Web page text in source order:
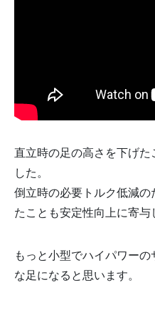
直立時の足の高さを下げた
した。
倒立時の必要トルク低減
たことも安定性向上に寄与
もっと小型でハイパワー
な足になると思います。